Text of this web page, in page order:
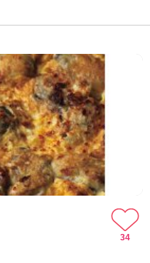
34